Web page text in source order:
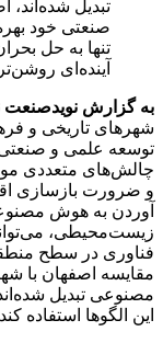
تبدیل
صنعتی خود
تنها به حل
آینده‌ای
به گزارش نویدصنعت
شهرهای تاریخی و
توسعه علمی و
چالش‌های متعددی
و ضرورت بازسازی
آوردن به هوش
زیست‌محیطی،
فناوری در سطح
مقایسه اصفهان با
مصنوعی تبدیل
این الگوها استفاده